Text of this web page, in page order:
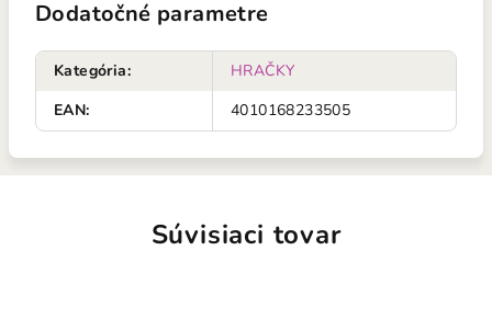
Dodatočné parametre
Kategória:
HRAČKY
EAN: 4010168233505
Súvisiaci tovar